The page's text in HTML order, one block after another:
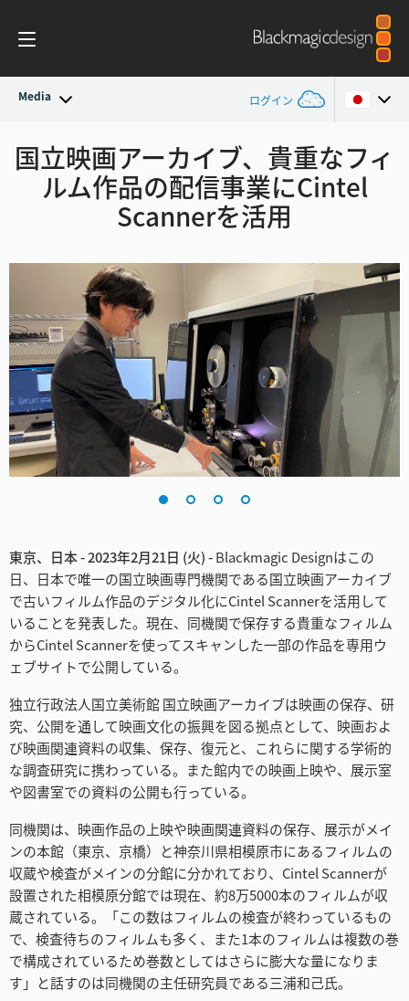
Media ログイン
最新ニュース
ニュースアーカイブ
Argentina
Australia
Brazil
Canada
China
Denmark
Finland
France
Hong Kong SAR, China
India
Italy
Japan
Korea
Mexico
Malaysia
Netherlands
New Zealand
Norway
Poland
Portugal
国立映画アーカイブ、 貴重なフィ
ルム作品の配信事業にCintel
Scannerを活用
東京、日本 - 2023年2月21日 (火) -Blackmagic Designはこの
日、日本で唯一の国立映画専門機関である国立映画アーカイブ
で古いフィルム作品のデジタル化にCintel Scannerを活用して
いることを発表した。現在、同機関で保存する貴重なフィルム
からCintel Scannerを使ってスキャンした一部の作品を専用ウ
ェブサイトで公開している。
独立行政法人国立美術館 国立映画アーカイブは映画の保存、研
究、公開を通して映画文化の振興を図る拠点として、映画およ
び映画関連資料の収集、保存、復元と、これらに関する学術的
な調査研究に携わっている。また館内での映画上映や、展示室
や図書室での資料の公開も行っている。
同機関は、映画作品の上映や映画関連資料の保存、展示がメイ
ンの本館（東京、京橋）と神奈川県相模原市にあるフィルムの
収蔵や検査がメインの分館に分かれており、Cintel Scannerが
設置された相模原分館では現在、約8万5000本のフィルムが収
蔵されている。「この数はフィルムの検査が終わっているもの
で、検査待ちのフィルムも多く、また1本のフィルムは複数の巻
で構成されているため巻数としてはさらに膨大な量になりま
す」と話すのは同機関の主任研究員である三浦和己氏。